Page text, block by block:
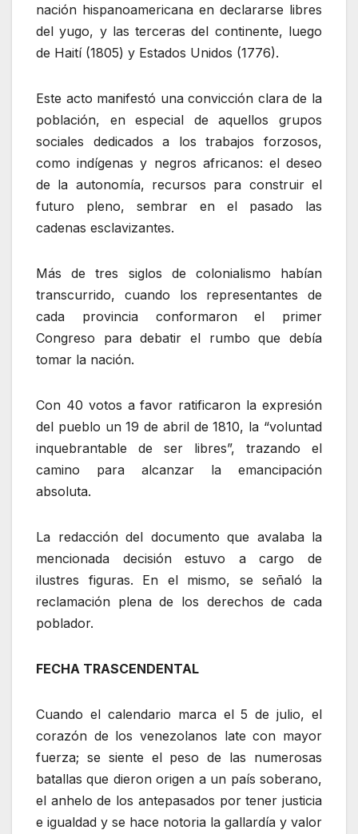
nación hispanoamericana en declararse libres
del yugo, y las terceras del continente, luego
de Haití (1805) y Estados Unidos (1776).
‎Este acto manifestó una convicción clara de la
población, en especial de aquellos grupos
sociales dedicados a los trabajos forzosos,
como indígenas y negros africanos: el deseo
de la autonomía, recursos para construir el
futuro pleno, sembrar en el pasado las
cadenas esclavizantes.
‎Más de tres siglos de colonialismo habían
transcurrido, cuando los representantes de
cada provincia conformaron el primer
Congreso para debatir el rumbo que debía
tomar la nación.
Con 40 votos a favor ratificaron la expresión
del pueblo un 19 de abril de 1810, la “voluntad
inquebrantable de ser libres”, trazando el
camino para alcanzar la emancipación
absoluta.
‎La redacción del documento que avalaba la
mencionada decisión estuvo a cargo de
ilustres figuras. En el mismo, se señaló la
reclamación plena de los derechos de cada
poblador.
FECHA TRASCENDENTAL
‎Cuando el calendario marca el 5 de julio, el
corazón de los venezolanos late con mayor
fuerza; se siente el peso de las numerosas
batallas que dieron origen a un país soberano,
el anhelo de los antepasados por tener justicia
e igualdad y se hace notoria la gallardía y valor